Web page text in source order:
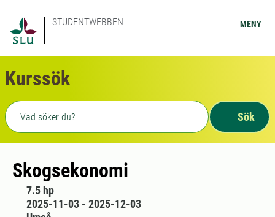
STUDENTWEBBEN MENY
Kurssök
Fritext sökning
Sök
Skogsekonomi
7.5 hp
2025-11-03 - 2025-12-03